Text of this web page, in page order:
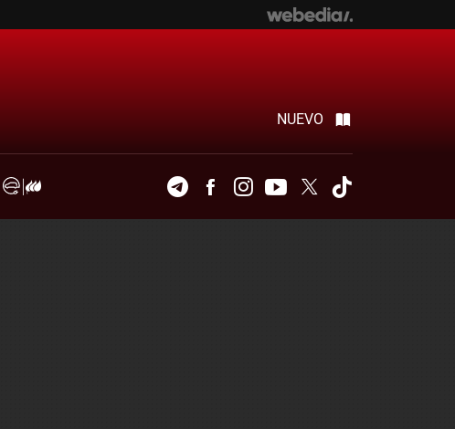
NUEVO
TelegramFacebookInstagramYoutubeTwitter